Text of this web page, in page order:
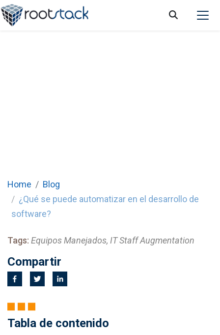
Home
Blog
¿Qué se puede automatizar en el desarrollo de
software?
Tags: Equipos Manejados, IT Staff Augmentation
Compartir
Tabla de contenido